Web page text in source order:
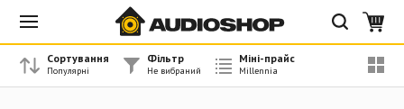
Сортування Фільтр Міні-прайс